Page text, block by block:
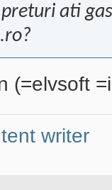
preturi ati
(=elvsoft
writer